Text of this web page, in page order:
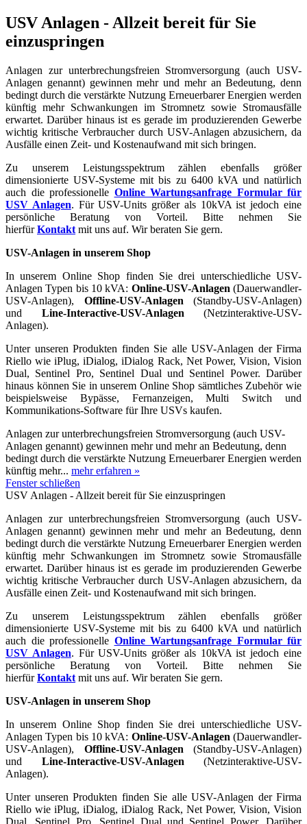
USV Anlagen - Allzeit bereit für Sie
einzuspringen
Anlagen zur unterbrechungsfreien Stromversorgung (auch USV-
Anlagen genannt) gewinnen mehr und mehr an Bedeutung, denn
bedingt durch die verstärkte Nutzung Erneuerbarer Energien werden
künftig mehr Schwankungen im Stromnetz sowie Stromausfälle
erwartet. Darüber hinaus ist es gerade im produzierenden Gewerbe
wichtig kritische Verbraucher durch USV-Anlagen abzusichern, da
Ausfälle einen Zeit- und Kostenaufwand mit sich bringen.
Zu unserem Leistungsspektrum zählen ebenfalls größer
dimensionierte USV-Systeme mit bis zu 6400 kVA und natürlich
auch die professionelle Online Wartungsanfrage Formular für
USV Anlagen. Für USV-Units größer als 10kVA ist jedoch eine
persönliche Beratung von Vorteil. Bitte nehmen Sie
hierfürKontakt mit uns auf. Wir beraten Sie gern.
USV-Anlagen in unserem Shop
In unserem Online Shop finden Sie drei unterschiedliche USV-
Anlagen Typen bis 10 kVA: Online-USV-Anlagen (Dauerwandler-
USV-Anlagen), Offline-USV-Anlagen (Standby-USV-Anlagen)
und Line-Interactive-USV-Anlagen (Netzinteraktive-USV-
Anlagen).
Unter unseren Produkten finden Sie alle USV-Anlagen der Firma
Riello wie iPlug, iDialog, iDialog Rack, Net Power, Vision, Vision
Dual, Sentinel Pro, Sentinel Dual und Sentinel Power. Darüber
hinaus können Sie in unserem Online Shop sämtliches Zubehör wie
beispielsweise Bypässe, Fernanzeigen, Multi Switch und
Kommunikations-Software für Ihre USVs kaufen.
Anlagen zur unterbrechungsfreien Stromversorgung (auch USV-
Anlagen genannt) gewinnen mehr und mehr an Bedeutung, denn
bedingt durch die verstärkte Nutzung Erneuerbarer Energien werden
künftig mehr... mehr erfahren »
Fenster schließen
USV Anlagen - Allzeit bereit für Sie einzuspringen
Anlagen zur unterbrechungsfreien Stromversorgung (auch USV-
Anlagen genannt) gewinnen mehr und mehr an Bedeutung, denn
bedingt durch die verstärkte Nutzung Erneuerbarer Energien werden
künftig mehr Schwankungen im Stromnetz sowie Stromausfälle
erwartet. Darüber hinaus ist es gerade im produzierenden Gewerbe
wichtig kritische Verbraucher durch USV-Anlagen abzusichern, da
Ausfälle einen Zeit- und Kostenaufwand mit sich bringen.
Zu unserem Leistungsspektrum zählen ebenfalls größer
dimensionierte USV-Systeme mit bis zu 6400 kVA und natürlich
auch die professionelle Online Wartungsanfrage Formular für
USV Anlagen. Für USV-Units größer als 10kVA ist jedoch eine
persönliche Beratung von Vorteil. Bitte nehmen Sie
hierfürKontakt mit uns auf. Wir beraten Sie gern.
USV-Anlagen in unserem Shop
In unserem Online Shop finden Sie drei unterschiedliche USV-
Anlagen Typen bis 10 kVA: Online-USV-Anlagen (Dauerwandler-
USV-Anlagen), Offline-USV-Anlagen (Standby-USV-Anlagen)
und Line-Interactive-USV-Anlagen (Netzinteraktive-USV-
Anlagen).
Unter unseren Produkten finden Sie alle USV-Anlagen der Firma
Riello wie iPlug, iDialog, iDialog Rack, Net Power, Vision, Vision
Dual, Sentinel Pro, Sentinel Dual und Sentinel Power. Darüber